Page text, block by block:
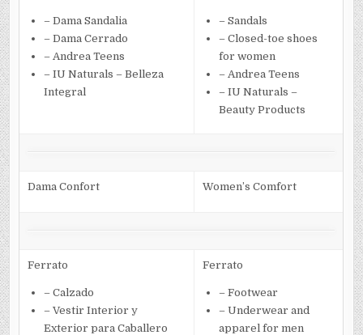
– Dama Sandalia
– Dama Cerrado
– Andrea Teens
– IU Naturals – Belleza
Integral
– Sandals
– Closed-toe shoes
for women
– Andrea Teens
– IU Naturals –
Beauty Products
Dama Confort Women’s Comfort
Ferrato
– Calzado
– Vestir Interior y
Exterior para Caballero
Ferrato
– Footwear
– Underwear and
apparel for men